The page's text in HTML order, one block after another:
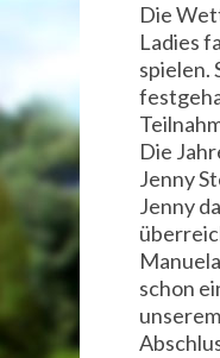
Die
Ladies
spielen.
Die
Jenny
Jenny
schon